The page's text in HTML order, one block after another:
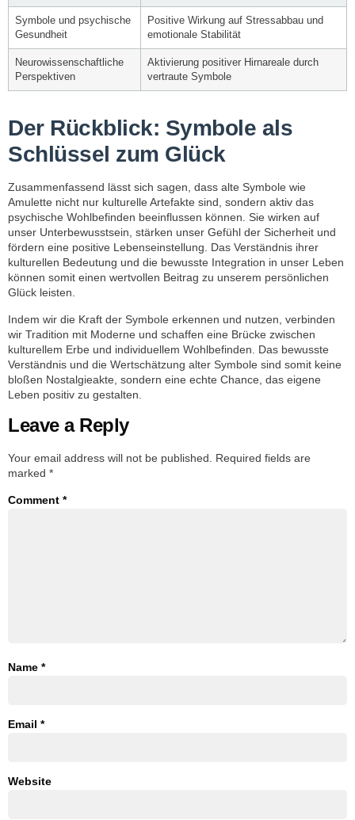
Symbole und psychische
Gesundheit
Positive Wirkung auf Stressabbau und
emotionale Stabilität
Neurowissenschaftliche
Perspektiven
Aktivierung positiver Hirnareale durch
vertraute Symbole
Der Rückblick: Symbole als
Schlüssel zum Glück
Zusammenfassend lässt sich sagen, dass alte Symbole wie
Amulette nicht nur kulturelle Artefakte sind, sondern aktiv das
psychische Wohlbefinden beeinflussen können. Sie wirken auf
unser Unterbewusstsein, stärken unser Gefühl der Sicherheit und
fördern eine positive Lebenseinstellung. Das Verständnis ihrer
kulturellen Bedeutung und die bewusste Integration in unser Leben
können somit einen wertvollen Beitrag zu unserem persönlichen
Glück leisten.
Indem wir die Kraft der Symbole erkennen und nutzen, verbinden
wir Tradition mit Moderne und schaffen eine Brücke zwischen
kulturellem Erbe und individuellem Wohlbefinden. Das bewusste
Verständnis und die Wertschätzung alter Symbole sind somit keine
bloßen Nostalgieakte, sondern eine echte Chance, das eigene
Leben positiv zu gestalten.
Leave a Reply
Your email address will not be published.
Required fields are
marked *
Comment *
Name *
Email *
Website